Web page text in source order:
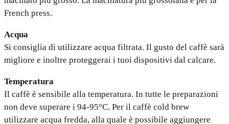
French press.
Acqua
Si consiglia di utilizzare acqua filtrata. Il gusto del caffè sarà
migliore e inoltre proteggerai i tuoi dispositivi dal calcare.
Temperatura
Il caffè è sensibile alla temperatura. In tutte le preparazioni
non deve superare i 94-95°C. Per il caffè cold brew
utilizzare acqua fredda, alla quale è possibile aggiungere